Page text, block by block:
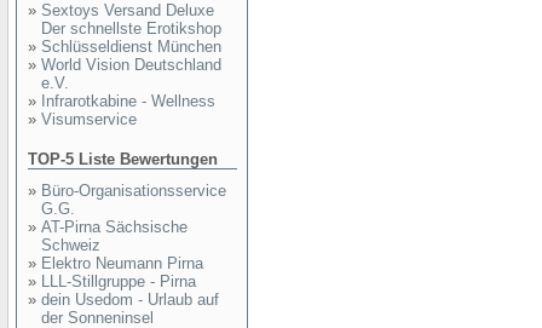
» Sextoys Versand Deluxe
Der schnellste Erotikshop
» Schlüsseldienst München
» World Vision Deutschland
e.V.
» Infrarotkabine - Wellness
» Visumservice
TOP-5 Liste Bewertungen
» Büro-Organisationsservice
G.G.
» AT-Pirna Sächsische
Schweiz
» Elektro Neumann Pirna
» LLL-Stillgruppe - Pirna
» dein Usedom - Urlaub auf
der Sonneninsel